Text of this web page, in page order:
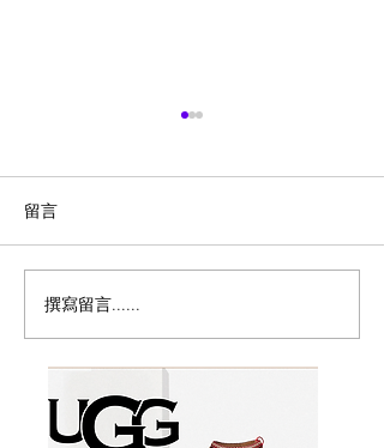
历史新低！Samsonite 新
秀丽 Winfield 2 全PC
20+28寸 黑色拉杆行李箱2
件套1.7折
留言
撰寫留言......